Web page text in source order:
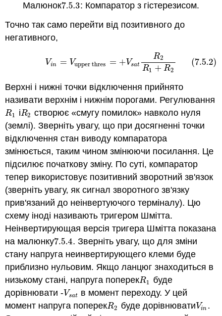
Малюнок7.5.3
7.5.3: Компаратор з гістерезисом.
Точно так само перейти від позитивного до
негативного,
Vin = Vupper thres = +Vsat
R2
R1 + R2
(7.5.2)
(7.5.2) = V upper thres = + R2
Верхні і нижні точки відключення прийнято
називати верхнім і нижнім порогами. Регулювання
R1
R1 іR2
R2 створює «смугу помилок» навколо нуля
(землі). Зверніть увагу, що при досягненні точки
відключення стан виводу компаратора
змінюється, таким чином змінюючи посилання. Це
підсилює початкову зміну. По суті, компаратор
тепер використовує позитивний зворотний зв'язок
(зверніть увагу, як сигнал зворотного зв'язку
прив'язаний до неінвертуючого терміналу). Цю
схему іноді називають тригером Шмітта.
Неінвертирующая версія тригера Шмітта показана
на малюнку7.5.4
7.5.4. Зверніть увагу, що для зміни
стану напруга неинвертирующего клеми буде
приблизно нульовим. Якщо ланцюг знаходиться в
низькому стані, напруга поперекR1
R1 буде
дорівнювати -Vsat
Vsa tв момент переходу. У цей
момент напруга поперекR2
R2 буде дорівнюватиVin
Vin.